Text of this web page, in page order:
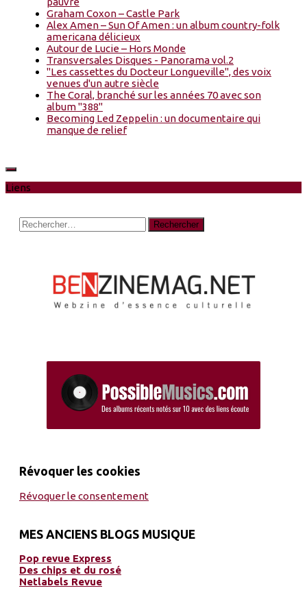
Graham Coxon – Castle Park
Alex Amen – Sun Of Amen : un album country-folk
americana délicieux
Autour de Lucie – Hors Monde
Transversales Disques - Panorama vol.2
"Les cassettes du Docteur Longueville", des voix
venues d'un autre siècle
The Coral, branché sur les années 70 avec son
album "388"
Becoming Led Zeppelin : un documentaire qui
manque de relief
Liens
Rechercher :
Révoquer les cookies
Révoquer le consentement
MES ANCIENS BLOGS MUSIQUE
Pop revue Express
Des chips et du rosé
Netlabels Revue